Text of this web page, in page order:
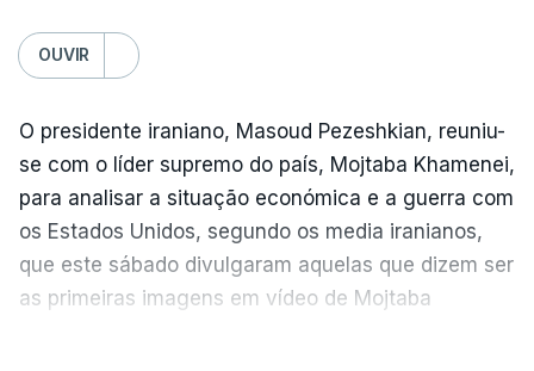
OUVIR
O presidente iraniano, Masoud Pezeshkian, reuniu-
se com o líder supremo do país, Mojtaba Khamenei,
para analisar a situação económica e a guerra com
os Estados Unidos, segundo os media iranianos,
que este sábado divulgaram aquelas que dizem ser
as primeiras imagens em vídeo de Mojtaba